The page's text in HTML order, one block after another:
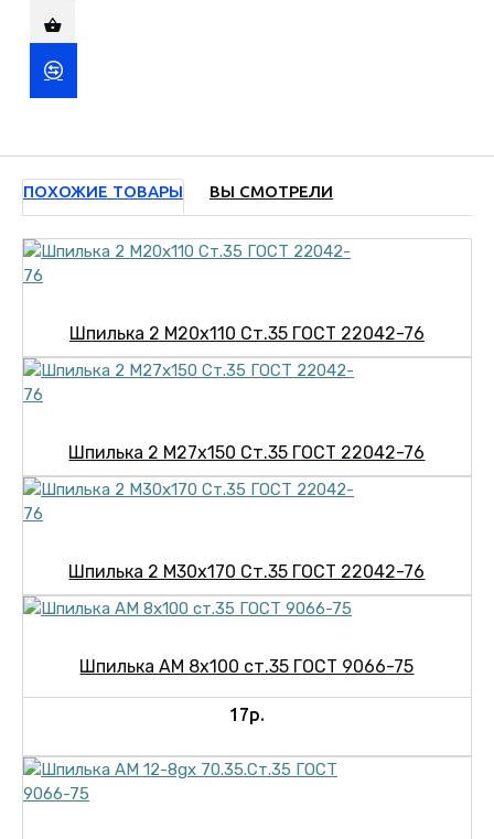
ПОХОЖИЕ ТОВАРЫ ВЫ СМОТРЕЛИ
Шпилька 2 М20х110 Ст.35 ГОСТ 22042-76
Шпилька 2 М27х150 Ст.35 ГОСТ 22042-76
Шпилька 2 М30х170 Ст.35 ГОСТ 22042-76
Шпилька АМ 8х100 ст.35 ГОСТ 9066-75
17р.